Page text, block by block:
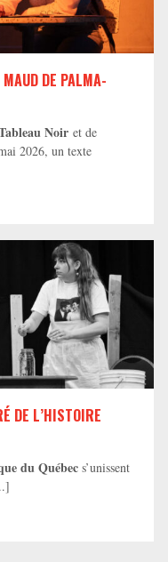
DE PALMA-
Noir et de
2026, un texte
DE L’HISTOIRE
du Québec s’unissent